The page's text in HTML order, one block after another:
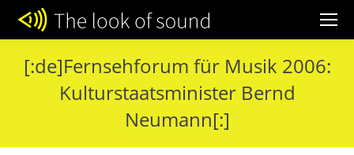
[:de]Fernsehforum für Musik 2006:
Kulturstaatsminister Bernd
Neumann[:]